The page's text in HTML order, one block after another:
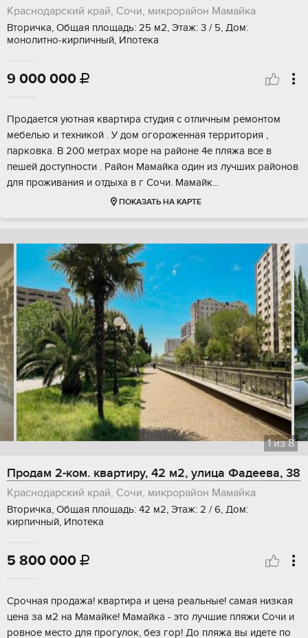
Краснодарский край, Сочи, микрорайон Мамайка
Вторичка, Общая площадь: 25 м2, Этаж: 3 / 5, Дом:
монолитно-кирпичный, Ипотека
9 000 000 
Продается уютная квартира студия с отличным ремонтом
мебелью и техникой . У дом огороженная территория ,
парковка. В 200 метрах море на районе 4е пляжа все в
пешей доступности . Район Мамайка один из лучших районов
для проживания и отдыха в г Сочи. Мамайк...
ПОКАЗАТЬ НА КАРТЕ
1из8
Продам 2-ком. квартиру, 42 м2, улица Фадеева, 38
Краснодарский край, Сочи, микрорайон Мамайка
Вторичка, Общая площадь: 42 м2, Этаж: 2 / 6, Дом:
кирпичный, Ипотека
5 800 000 
Срочная продажа! квартира и цена реальные! самая низкая
цена за м2 на Мамайке! Мамайка - это лучшие пляжи Сочи и
ровное место для прогулок, без гор! До пляжа вы идете по